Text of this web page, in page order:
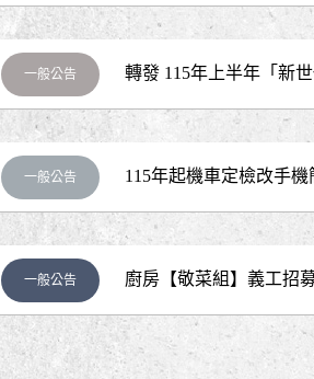
一般公告 轉發 115年上半年「新
綱領-推動友善接納環境」宣導資訊彙整表
一般公告 115年起機車定檢改手機
一般公告 廚房【敬菜組】義工招